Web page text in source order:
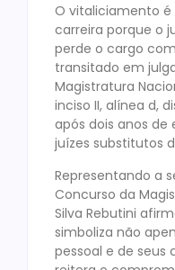
O vitaliciamento
carreira porque o
perde o cargo
transitado em
Magistratura
inciso II, alínea d,
após dois anos de
juízes substitutos
Representando a
Concurso da
Silva Rebutini
simboliza não
pessoal e de seus